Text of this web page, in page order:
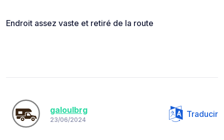
Endroit assez vaste et retiré de la route
galoulbrg
23/06/2024
Traducir